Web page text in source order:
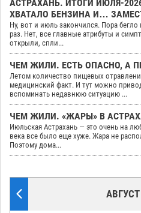
АСТРАХАНЬ. ИТОГИ ИЮЛЯ-
ХВАТАЛО БЕНЗИНА И…
Ну, вот и июль закончился. Пора
раз. Нет, все главные атрибуты и
открыли, спли...
ЧЕМ ЖИЛИ. ЕСТЬ ОПАСНО, А
Летом количество пищевых
медицинский факт. И тут можно
вспоминать недавнюю ситуацию ...
ЧЕМ ЖИЛИ. «ЖАРЫ» В
Июльская Астрахань — это очень на
века все было еще хуже. Жара не
Поэтому дома...